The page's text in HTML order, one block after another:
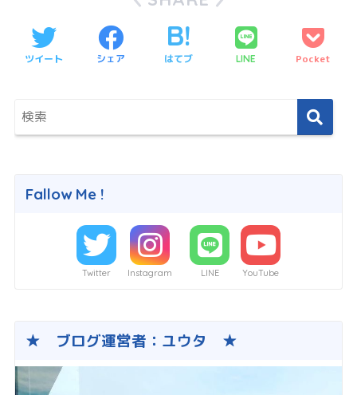
ツイート シェア はてブ LINE Pocket
Fallow Me !
Twitter Instagram LINE YouTube
★ ブログ運営者：ユウタ ★